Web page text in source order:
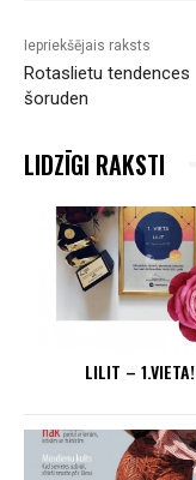
Iepriekšējais raksts
Rotaslietu tendences
šoruden
LIDZĪGI RAKSTI
LILIT – 1.VIETA!